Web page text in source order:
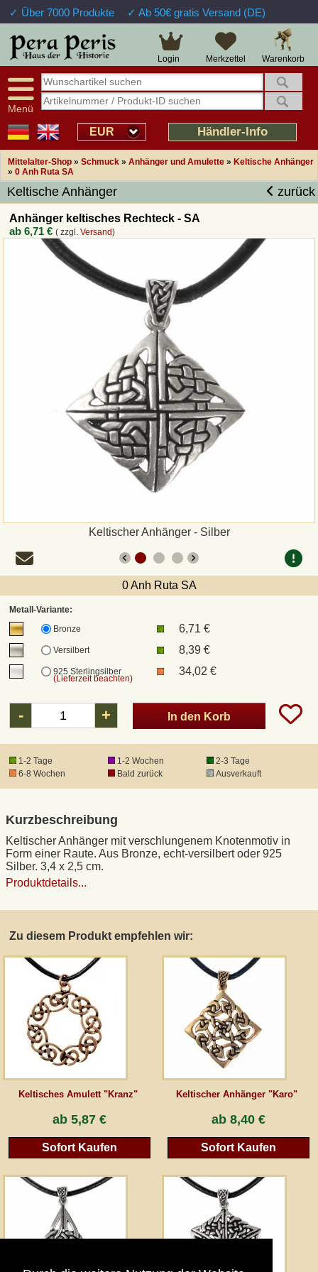
✓ Über 7000 Produkte ✓ Ab 50€ gratis Versand (DE)
Warenkorb
Merkzettel
Login
Menü
EUR Händler-Info
Mittelalter-Shop » Schmuck » Anhänger und Amulette » Keltische Anhänger
» 0 Anh Ruta SA
Keltische Anhänger zurück
Anhänger keltisches Rechteck - SA
ab6,71 € ( zzgl.Versand)
Keltischer Anhänger - Silber
0 Anh Ruta SA
Metall-Variante:
Bronze
6,71 €
Versilbert 8,39 €
925 Sterlingsilber
(Lieferzeit beachten)
34,02 €
- + In den Korb
1-2 Tage 1-2 Wochen
2-3 Tage
6-8 Wochen
Bald zurück Ausverkauft
Kurzbeschreibung
Keltischer Anhänger mit verschlungenem Knotenmotiv in
Form einer Raute. Aus Bronze, echt-versilbert oder 925
Silber. 3,4 x 2,5 cm.
Produktdetails...
Zu diesem Produkt empfehlen wir:
Keltisches Amulett "Kranz"
ab 5,87 €
Sofort Kaufen
Keltischer Anhänger "Karo"
ab 8,40 €
Sofort Kaufen
Große Auswahl
Verfügbarkeitsanzeige
Sendungsverfolgung
Intelligente Navigation
Freundlicher Service
14 Tage Widerrufsrecht
Über 25 Jahre Erfahrung
Schnelle Rücküberweisung
Kulant bei Retouren
Prof. Auftragsabwicklung
Übersicht Mittelalter-Produkte
Impressum
Widerrufsfunktion
Wie bestellen?
UPS
DHL Paket
DPD
DHL Kleinpaket
DHL Express
Produkthaftung
Widerrufsrecht
Anfertigung von Museumsrepliken
Gästebuch
Newsletter
Vertrag wiederrufen
eventueller Zölle (bei Nicht-EU-Ländern). Durchgestrichene Preise entsprechen dem
bisherigen Preis bei peraperis.com.
Zur klassischen Website